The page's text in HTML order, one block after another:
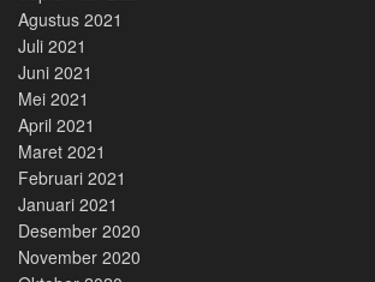
Agustus 2021
Juli 2021
Juni 2021
Mei 2021
April 2021
Maret 2021
Februari 2021
Januari 2021
Desember 2020
November 2020